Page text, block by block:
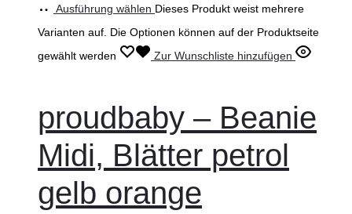
Ausführung wählen Dieses Produkt weist mehrere
Varianten auf. Die Optionen können auf der Produktseite
gewählt werden
Zur Wunschliste hinzufügen
proudbaby – Beanie
Midi, Blätter petrol
gelb orange